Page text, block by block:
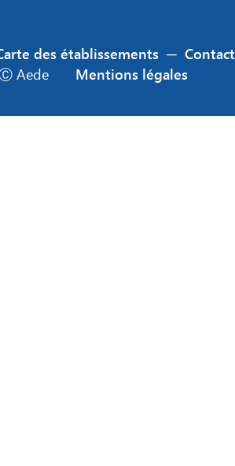
des établissements ─ Contact
Aede
Mentions légales